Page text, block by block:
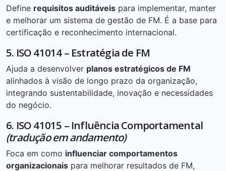
Define requisitos auditáveis para implementar, manter
e melhorar um sistema de gestão de FM. É a base para
certificação e reconhecimento internacional.
5. ISO 41014 – Estratégia de FM
Ajuda a desenvolver planos estratégicos de FM
alinhados à visão de longo prazo da organização,
integrando sustentabilidade, inovação e necessidades
do negócio.
6. ISO 41015 – Influência Comportamental
(tradução em andamento)
Foca em como influenciar comportamentos
organizacionais para melhorar resultados de FM,